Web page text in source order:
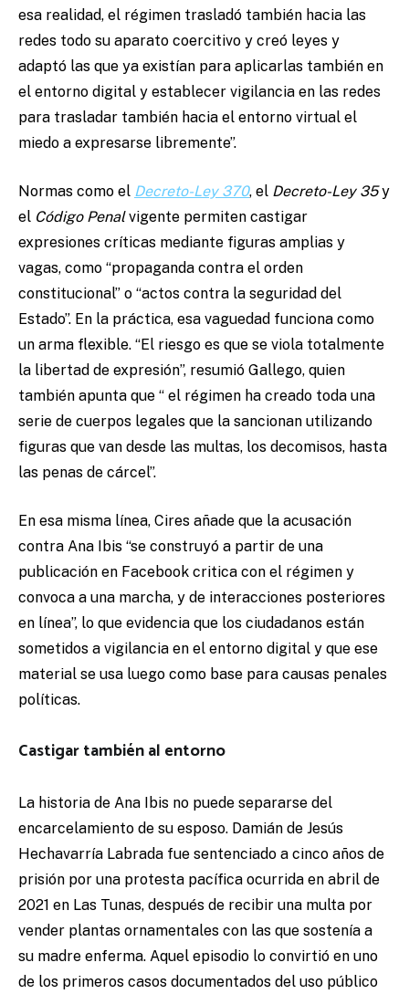
esa realidad, el régimen trasladó también hacia las
redes todo su aparato coercitivo y creó leyes y
adaptó las que ya existían para aplicarlas también en
el entorno digital y establecer vigilancia en las redes
para trasladar también hacia el entorno virtual el
miedo a expresarse libremente”.
Normas como el Decreto-Ley 370, el Decreto-Ley 35y
el Código Penalvigente permiten castigar
expresiones críticas mediante figuras amplias y
vagas, como “propaganda contra el orden
constitucional” o “actos contra la seguridad del
Estado”. En la práctica, esa vaguedad funciona como
un arma flexible. “El riesgo es que se viola totalmente
la libertad de expresión”, resumió Gallego, quien
también apunta que “ el régimen ha creado toda una
serie de cuerpos legales que la sancionan utilizando
figuras que van desde las multas, los decomisos, hasta
las penas de cárcel”.
En esa misma línea, Cires añade que la acusación
contra Ana Ibis “se construyó a partir de una
publicación en Facebook critica con el régimen y
convoca a una marcha, y de interacciones posteriores
en línea”, lo que evidencia que los ciudadanos están
sometidos a vigilancia en el entorno digital y que ese
material se usa luego como base para causas penales
políticas.
Castigar también al entorno
La historia de Ana Ibis no puede separarse del
encarcelamiento de su esposo. Damián de Jesús
Hechavarría Labrada fue sentenciado a cinco años de
prisión por una protesta pacífica ocurrida en abril de
2021 en Las Tunas, después de recibir una multa por
vender plantas ornamentales con las que sostenía a
su madre enferma. Aquel episodio lo convirtió en uno
de los primeros casos documentados del uso público